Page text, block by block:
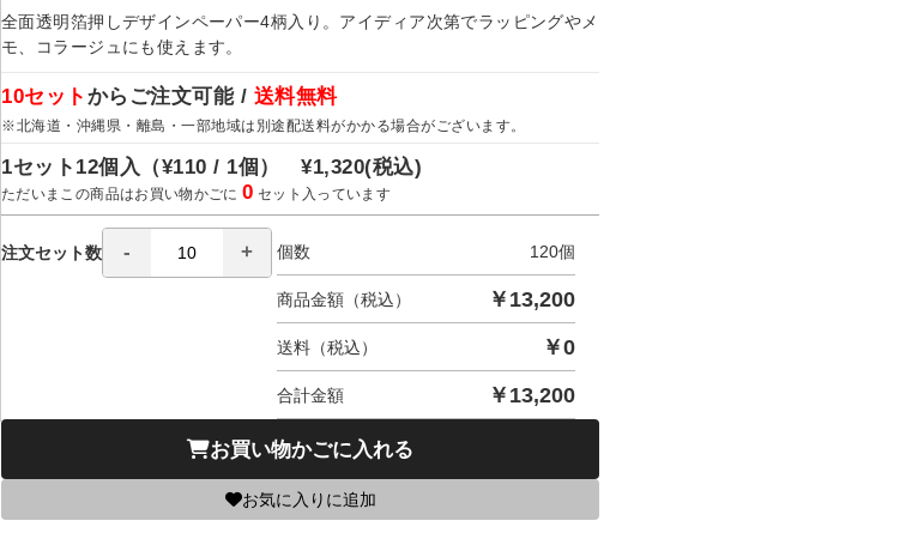
全面透明箔押しデザインペーパー4柄入り。アイディア次第でラッピングやメ
モ、コラージュにも使えます。
10セット からご注文可能 / 送料無料
※北海道・沖縄県・離島・一部地域は別途配送料がかかる場合がございます。
1セット12個入（¥110 / 1個）¥1,320(税込)
ただいまこの商品はお買い物かごに0 セット入っています
注文セット数 個数 120個
商品金額（税込） ￥ 13,200
送料（税込） ￥0
合計金額 ￥ 13,200
お買い物かごに入れる
お気に入りに追加